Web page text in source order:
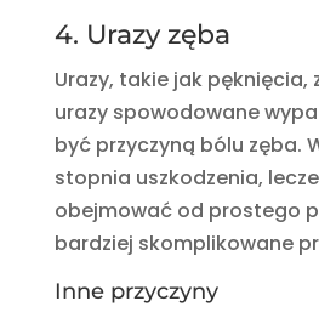
4. Urazy zęba
Urazy, takie jak pęknięcia,
urazy spowodowane
być przyczyną bólu zęba.
stopnia uszkodzenia,
obejmować od prostego
bardziej skomplikowane
Inne przyczyny